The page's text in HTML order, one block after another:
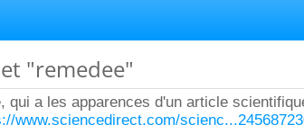
"remedee"
qui a les apparences d'un article
www.sciencedirect.com/